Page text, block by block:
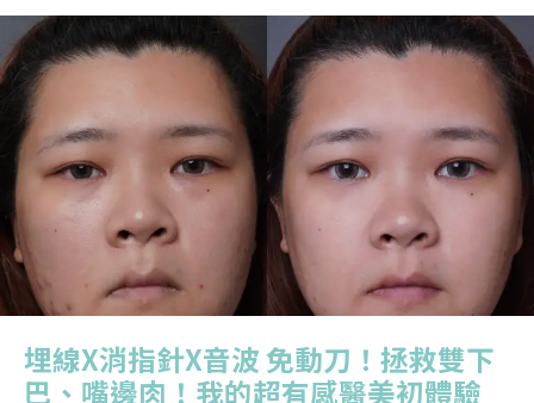
埋線X消指針X音波 免動刀！拯救雙下
巴、嘴邊肉！我的超有感醫美初體驗